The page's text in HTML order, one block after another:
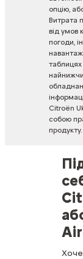
опцію,
Витрата
від умов
погоди,
таблицях
Citroën
собою
продукту.